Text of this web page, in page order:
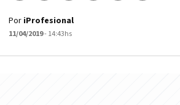
Por iProfesional
11/04/2019- 14:43hs